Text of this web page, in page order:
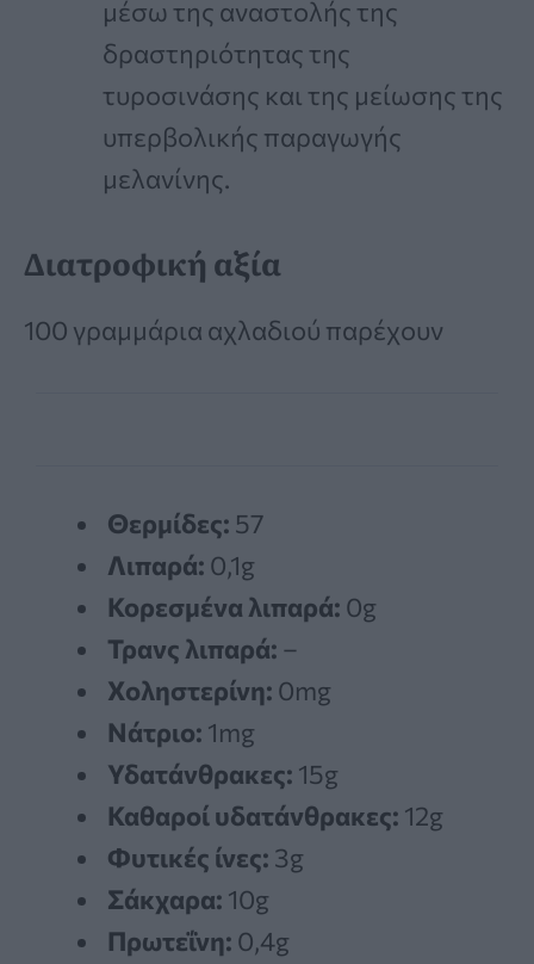
μέσω της αναστολής της
δραστηριότητας της
τυροσινάσης και της μείωσης της
υπερβολικής παραγωγής
μελανίνης.
Διατροφική αξία
100 γραμμάρια αχλαδιού παρέχουν
Θερμίδες: 57
Λιπαρά: 0,1g
Κορεσμένα λιπαρά: 0g
Τρανς λιπαρά: –
Χοληστερίνη: 0mg
Νάτριο: 1mg
Υδατάνθρακες: 15g
Καθαροί υδατάνθρακες: 12g
Φυτικές ίνες: 3g
Σάκχαρα: 10g
Πρωτεΐνη: 0,4g